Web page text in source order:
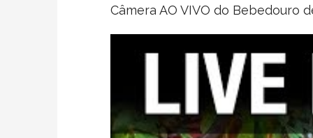
Câmera AO VIVO do Bebedouro